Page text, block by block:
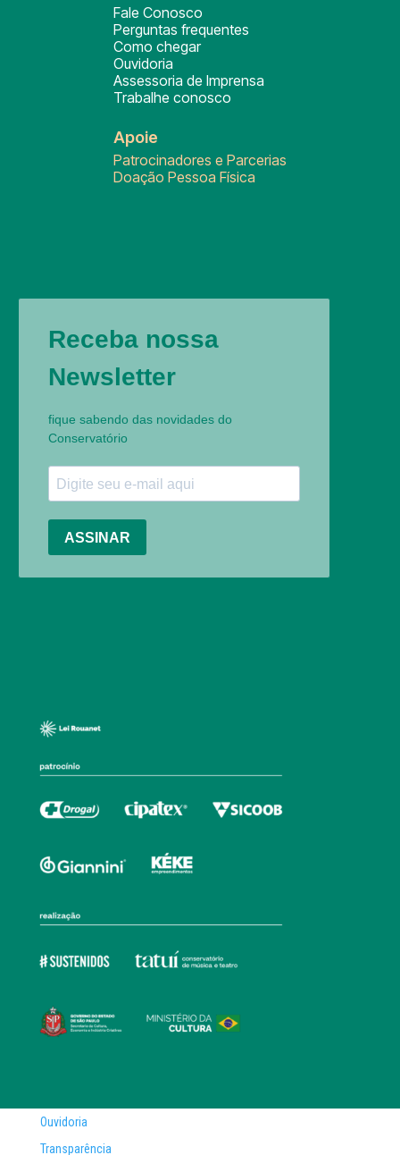
Fale Conosco
Perguntas frequentes
Como chegar
Ouvidoria
Assessoria de Imprensa
Trabalhe conosco
Apoie
Patrocinadores e Parcerias
Doação Pessoa Física
Ouvidoria
Transparência